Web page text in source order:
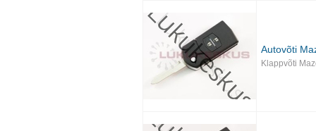
Autovõti
Klappvõti